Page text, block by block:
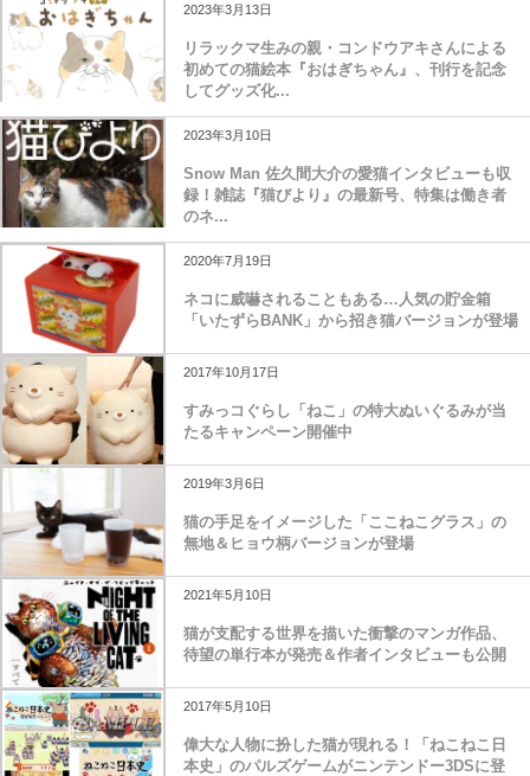
2023年3月13日
リラックマ生みの親・コンドウアキさんによる
初めての猫絵本『おはぎちゃん』、刊行を記念
してグッズ化...
2023年3月10日
Snow Man 佐久間大介の愛猫インタビューも収
録！雑誌『猫びより』の最新号、特集は働き者
のネ...
2020年7月19日
ネコに威嚇されることもある…人気の貯金箱
「いたずらBANK」から招き猫バージョンが登場
2017年10月17日
すみっコぐらし「ねこ」の特大ぬいぐるみが当
たるキャンペーン開催中
2019年3月6日
猫の手足をイメージした「ここねこグラス」の
無地＆ヒョウ柄バージョンが登場
2021年5月10日
猫が支配する世界を描いた衝撃のマンガ作品、
待望の単行本が発売＆作者インタビューも公開
2017年5月10日
偉大な人物に扮した猫が現れる！「ねこねこ日
本史」のパルズゲームがニンテンドー3DSに登